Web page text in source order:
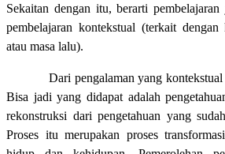
Sekaitan dengan itu, berarti
pembelajaran kontekstual (terkait
atau masa lalu).
Dari pengalaman yang
Bisa jadi yang didapat adalah
rekonstruksi dari pengetahuan yang
Proses itu merupakan proses